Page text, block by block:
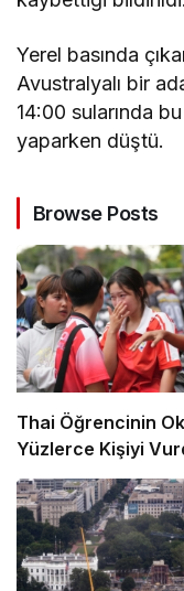
Yerel basında
Avustralyalı bir
14:00 sularında
yaparken düştü.
Browse Posts
Thai Öğrencinin
Yüzlerce Kişiyi